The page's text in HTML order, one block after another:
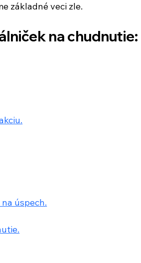
základné veci zle.
na chudnutie:
úspech.